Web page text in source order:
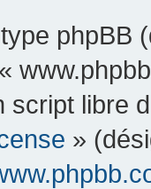
phpBB
script libre
»